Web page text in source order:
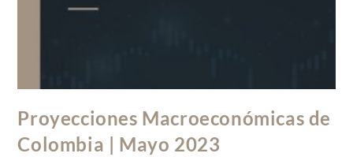
Proyecciones Macroeconómicas de
Colombia | Mayo 2023